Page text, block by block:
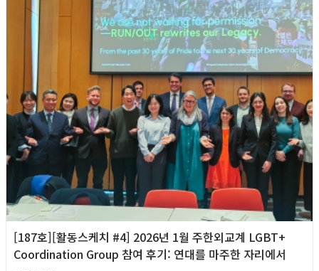
[187호][활동스케치 #4] 2026년 1월 주한외교계 LGBT+
Coordination Group 참여 후기: 연대를 마주한 자리에서